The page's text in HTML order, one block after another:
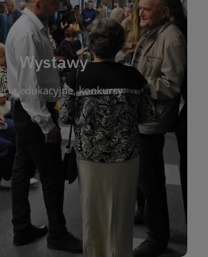
Wystawy
edukacyjne, konkursy
Wystawy
organizuje prezentujące zarówno
twórców, jak i zbiory tematyczne.
znajdziesz informacje o aktualnych
oraz archiwum wystaw z
lat. Prezentowane prace obejmują
fotografię, rękodzieło i inne formy
Każda wystawa to wyjątkowa okazja
z kulturą i sztuką w przestrzeni
zapraszamy wszystkich